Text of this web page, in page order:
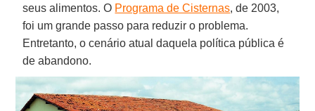
seus alimentos. O Programa de Cisternas, de 2003,
foi um grande passo para reduzir o problema.
Entretanto, o cenário atual daquela política pública é
de abandono.